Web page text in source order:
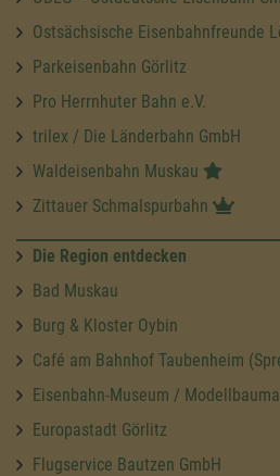
Ostsächsische Eisenbahnfreunde
Parkeisenbahn Görlitz
Pro Herrnhuter Bahn e.V.
trilex / Die Länderbahn GmbH
Waldeisenbahn Muskau
Zittauer Schmalspurbahn
Die Region entdecken
Bad Muskau
Burg & Kloster Oybin
Café am Bahnhof Taubenheim
Eisenbahn-Museum /
Europastadt Görlitz
Flugservice Bautzen GmbH